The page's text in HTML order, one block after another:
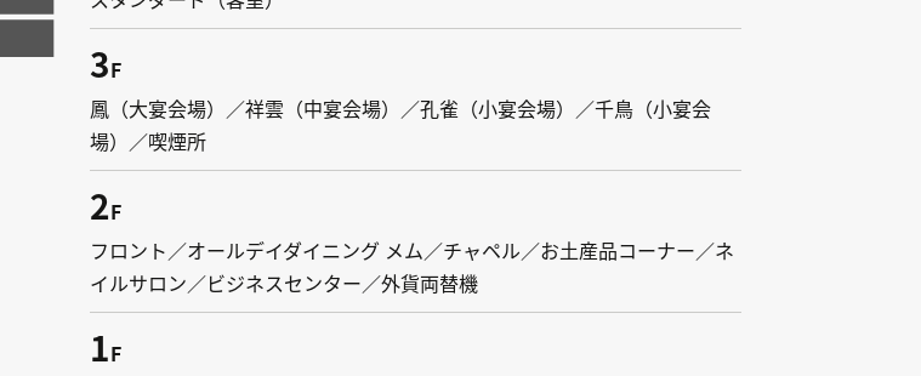
3F
鳳（大宴会場）／祥雲（中宴会場）／孔雀（小宴会場）／千鳥（小宴会
場）／喫煙所
2F
フロント／オールデイダイニング メム／チャペル／お土産品コーナー／ネ
イルサロン／ビジネスセンター／外貨両替機
1F